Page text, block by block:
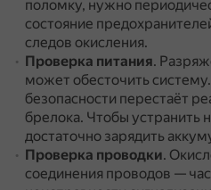
поломку, нужно
состояние
следов окисления.
Проверка питания.
может обесточить систему.
безопасности перестаёт
брелока. Чтобы устранить
достаточно зарядить
Проверка проводки.
соединения проводов —